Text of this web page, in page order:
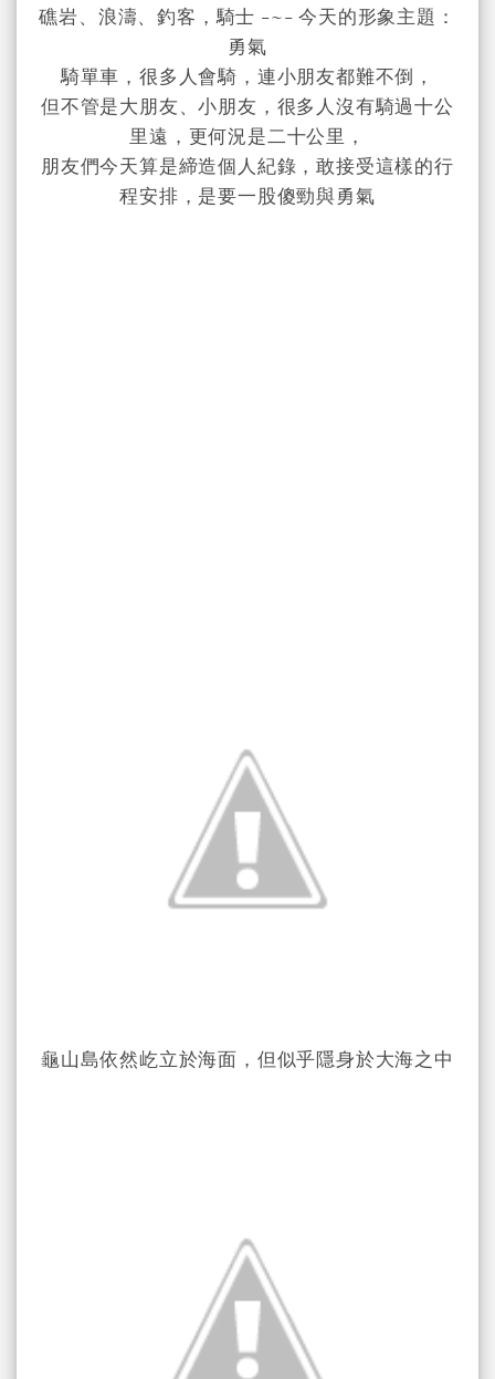
礁岩、浪濤、釣客，騎士 -~- 今天的形象主題：
勇氣
騎單車，很多人會騎，連小朋友都難不倒，
但不管是大朋友、小朋友，很多人沒有騎過十公
里遠，更何況是二十公里，
朋友們今天算是締造個人紀錄，敢接受這樣的行
程安排，是要一股傻勁與勇氣
龜山島依然屹立於海面，但似乎隱身於大海之中